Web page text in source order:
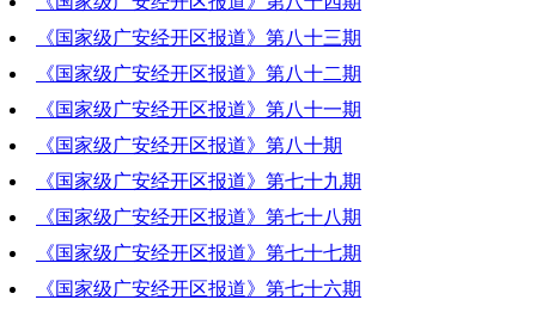
《国家级广安经开区报道》第八十三期
《国家级广安经开区报道》第八十二期
《国家级广安经开区报道》第八十一期
《国家级广安经开区报道》第八十期
《国家级广安经开区报道》第七十九期
《国家级广安经开区报道》第七十八期
《国家级广安经开区报道》第七十七期
《国家级广安经开区报道》第七十六期